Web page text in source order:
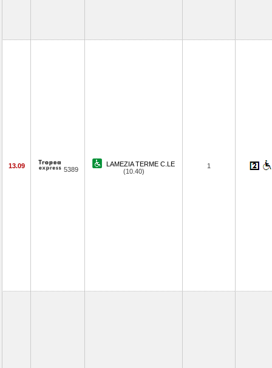
13.09 5389
LAMEZIA TERME C.LE
(10.40)
1